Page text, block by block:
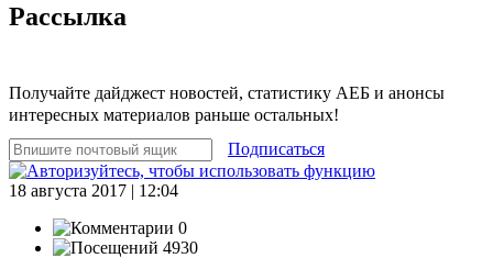
Рассылка
Получайте дайджест новостей, статистику АЕБ и анонсы
интересных материалов раньше остальных!
Подписаться
18 августа 2017 | 12:04
0
4930